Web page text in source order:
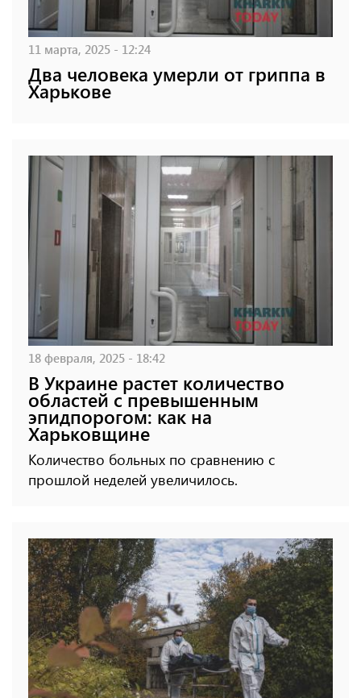
11 марта, 2025 - 12:24
Два человека умерли от гриппа в
Харькове
18 февраля, 2025 - 18:42
В Украине растет количество
областей с превышенным
эпидпорогом: как на
Харьковщине
Количество больных по сравнению с
прошлой неделей увеличилось.